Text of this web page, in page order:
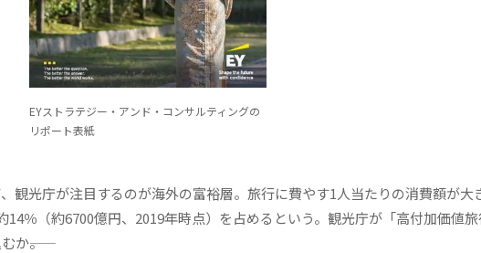
EYストラテジー・アンド・コンサルティングの
リポート表紙
観光庁が注目するのが海外の富裕層。旅行に費やす1人当たりの消費額が大
％（約6700億円、2019年時点）を占めるという。観光庁が「高付加価値
――。